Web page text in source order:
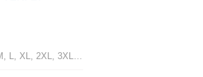
XL, 2XL, 3XL, 4XL